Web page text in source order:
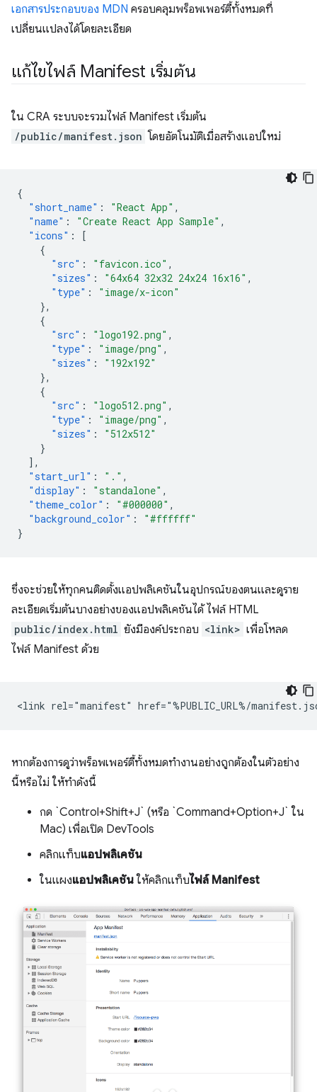
เอกสารประกอบของ MDN ครอบคลุมพร็อพเพอร์ตี้ทั้งหมดที่
เปลี่ยนแปลงได้โดยละเอียด
แก้ไขไฟล์ Manifest เริ่มต้น
ใน CRA ระบบจะรวมไฟล์ Manifest เริ่มต้น
/public/manifest.json โดยอัตโนมัติเมื่อสร้างแอปใหม่
{
"short_name" : "React App" ,
"name" : "Create React App Sample" ,
"icons" :
[
{
"src" : "favicon.ico" ,
"sizes" : "64x64 32x32 24x24 16x16" ,
"type" :
"image/x-icon"
},
{
"src" : "logo192.png" ,
"type" : "image/png" ,
"sizes" :
"192x192"
},
{
"src" : "logo512.png" ,
"type" : "image/png" ,
"sizes" :
"512x512"
}
],
"start_url" : "." ,
"display" : "standalone" ,
"theme_color" : "#000000" ,
"background_color" :
"#ffffff"
}
ซึ่งจะช่วยให้ทุกคนติดตั้งแอปพลิเคชันในอุปกรณ์ของตนและดูราย
ละเอียดเริ่มต้นบางอย่างของแอปพลิเคชันได้ ไฟล์ HTML
public/index.html ยังมีองค์ประกอบ <link> เพื่อโหลด
ไฟล์ Manifest ด้วย
หากต้องการดูว่าพร็อพเพอร์ตี้ทั้งหมดทำงานอย่างถูกต้องในตัวอย่าง
นี้หรือไม่ ให้ทำดังนี้
กด `Control+Shift+J` (หรือ `Command+Option+J` ใน
Mac) เพื่อเปิด DevTools
คลิกแท็บแอปพลิเคชัน
ในแผงแอปพลิเคชัน ให้คลิกแท็บไฟล์ Manifest